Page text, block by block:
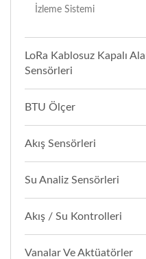
İzleme Sistemi
LoRa Kablosuz Kapalı
Sensörleri
BTU Ölçer
Akış Sensörleri
Su Analiz Sensörleri
Akış / Su Kontrolleri
Vanalar Ve Aktüatörler